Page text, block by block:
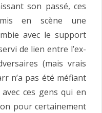
son passé, ces
en scène une
avec le support
de lien entre l’ex-
(mais vrais
n’a pas été méfiant
ces gens qui en
pour certainement